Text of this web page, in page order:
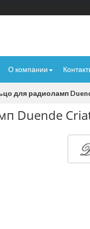
О компании
для радиоламп
Duende